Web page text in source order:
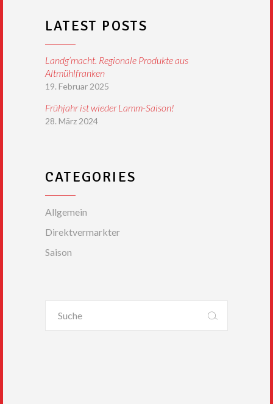
LATEST POSTS
Landg’macht. Regionale Produkte aus
Altmühlfranken
19. Februar 2025
Frühjahr ist wieder Lamm-Saison!
28. März 2024
CATEGORIES
Allgemein
Direktvermarkter
Saison